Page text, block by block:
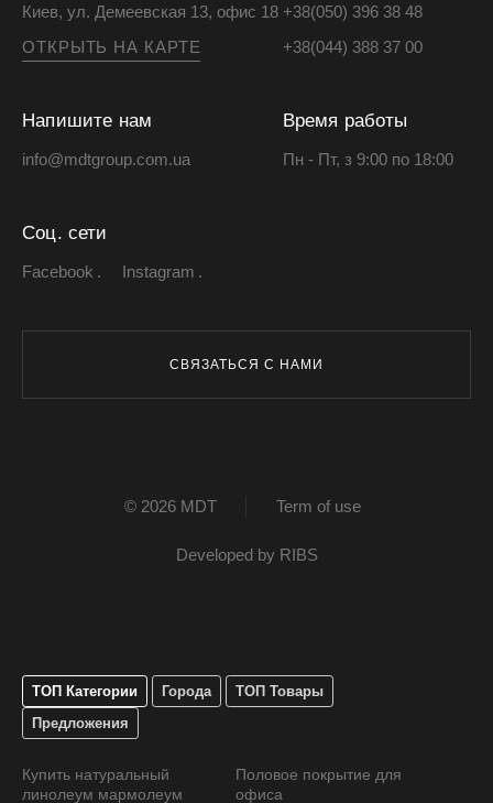
Киев, ул. Демеевская 13, офис 18
ОТКРЫТЬ НА КАРТЕ
+38(050) 396 38 48
+38(044) 388 37 00
Напишите нам
info@mdtgroup.com.ua
Время работы
Пн - Пт, з 9:00 по 18:00
Соц. сети
Facebook Instagram
СВЯЗАТЬСЯ С НАМИ
© 2026 MDT Term of use
Developed by RIBS
ТОП Категории Города
ТОП Товары
Предложения
Купить натуральный
линолеум мармолеум
Половое покрытие для
офиса